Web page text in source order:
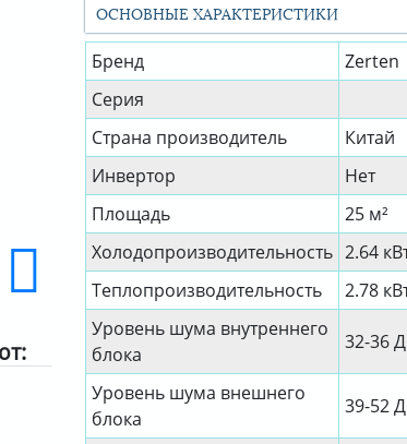
ОСНОВНЫЕ ХАРАКТЕРИСТИКИ
Бренд
Zerten
Серия
Страна производитель
Китай
Инвертор
Нет
Площадь
25 м²
Холодопроизводительность 2.64
Теплопроизводительность
2.78
Уровень шума внутреннего
блока
32-36
Уровень шума внешнего
блока
39-52